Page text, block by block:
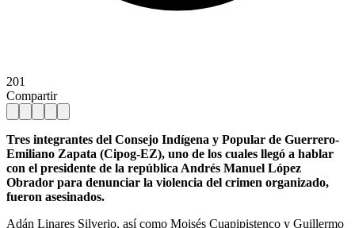
201
Compartir
Tres integrantes del Consejo Indígena y Popular de Guerrero-
Emiliano Zapata (Cipog-EZ), uno de los cuales llegó a hablar
con el presidente de la república Andrés Manuel López
Obrador para denunciar la violencia del crimen organizado,
fueron asesinados.
Adán Linares Silverio, así como Moisés Cuapipistenco y Guillermo